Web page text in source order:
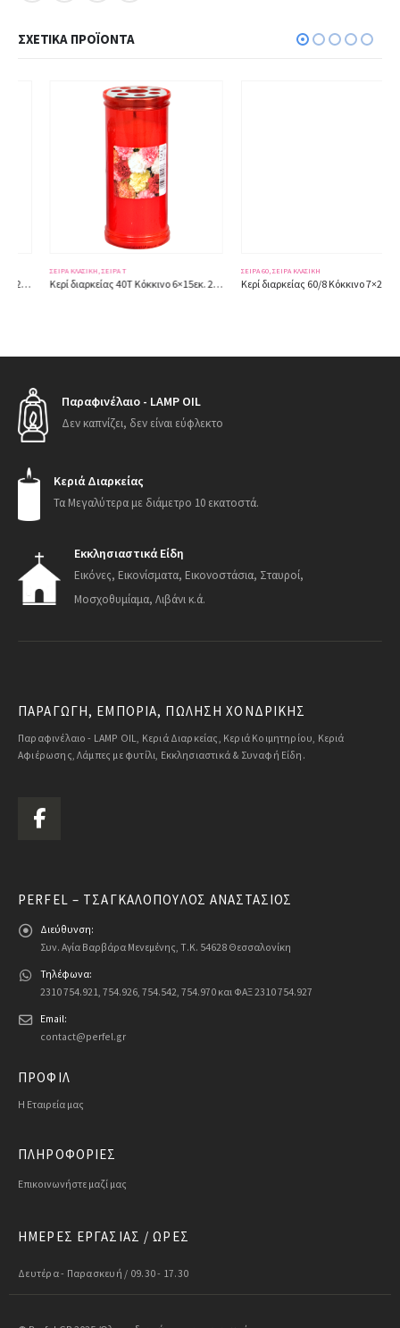
ΣΧΕΤΙΚΆ ΠΡΟΪΌΝΤΑ
ΣΕΙΡΆ ΚΛΑΣΙΚΗ, ΣΕΙΡΆ Τ
Κερί διαρκείας 40Τ Κόκκινο 6×15εκ. 255gr.
ΣΕΙΡΆ ΚΛΑΣΙΚΗ
Κερί διαρκείας 60/8 Κόκκινο 7×20,50εκ. 519gr.
Παραφινέλαιο - LAMP OIL
Δεν καπνίζει, δεν είναι εύφλεκτο
Κεριά Διαρκείας
Τα Μεγαλύτερα με διάμετρο 10 εκατοστά.
Εκκλησιαστικά Είδη
Εικόνες, Εικονίσματα, Εικονοστάσια, Σταυροί,
Μοσχοθυμίαμα, Λιβάνι κ.ά.
ΠΑΡΑΓΩΓΗ, ΕΜΠΟΡΙΑ, ΠΩΛΗΣΗ ΧΟΝΔΡΙΚΗΣ
Παραφινέλαιο - LAMP OIL, Κεριά Διαρκείας, Κεριά Κοιμητηρίου, Κεριά
Αφιέρωσης, Λάμπες με φυτίλι, Εκκλησιαστικά & Συναφή Είδη.
PERFEL – ΤΣΑΓΚΑΛΌΠΟΥΛΟΣ ΑΝΑΣΤΆΣΙΟΣ
Διεύθυνση:
Συν. Αγία Βαρβάρα Μενεμένης, Τ.Κ. 54628 Θεσσαλονίκη
Τηλέφωνα:
2310 754.921, 754.926, 754.542, 754.970 και ΦΑΞ 2310 754.927
Email:
contact@perfel.gr
ΠΡΟΦΙΛ
Η Εταιρεία μας
ΠΛΗΡΟΦΟΡΙΕΣ
Επικοινωνήστε μαζί μας
ΗΜΕΡΕΣ ΕΡΓΑΣΙΑΣ / ΩΡΕΣ
Δευτέρα - Παρασκευή / 09.30 - 17.30